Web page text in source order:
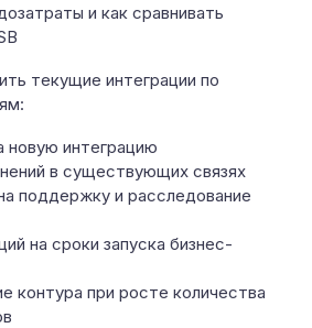
и как сравнивать
текущие интеграции по
новую интеграцию
в существующих связях
поддержку и расследование
на сроки запуска бизнес-
контура при росте количества